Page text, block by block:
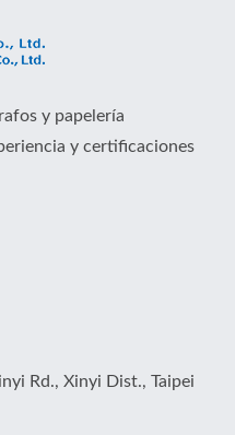
y papelería
y certificaciones
Rd., Xinyi Dist., Taipei